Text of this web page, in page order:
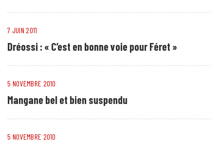
7 JUIN 2011
Dréossi : « C’est en bonne voie pour Féret »
5 NOVEMBRE 2010
Mangane bel et bien suspendu
5 NOVEMBRE 2010